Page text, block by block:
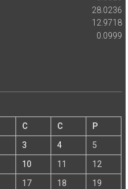
28.0236
12.9718
0.0999
C C
P
3 4
5
10 11
12
17 18
19